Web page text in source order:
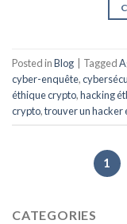
Posted inBlog Tagged
cyber-enquête,
éthique crypto,hacking
crypto,trouver un hacker
1
CATEGORIES